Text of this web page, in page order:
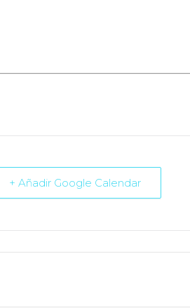
+ Añadir Google Calendar